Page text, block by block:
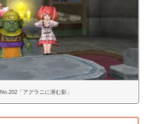
No.202「アグラニに潜む影」